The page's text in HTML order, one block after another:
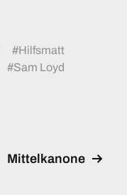
#Hilfsmatt
#Sam Loyd
Mittelkanone